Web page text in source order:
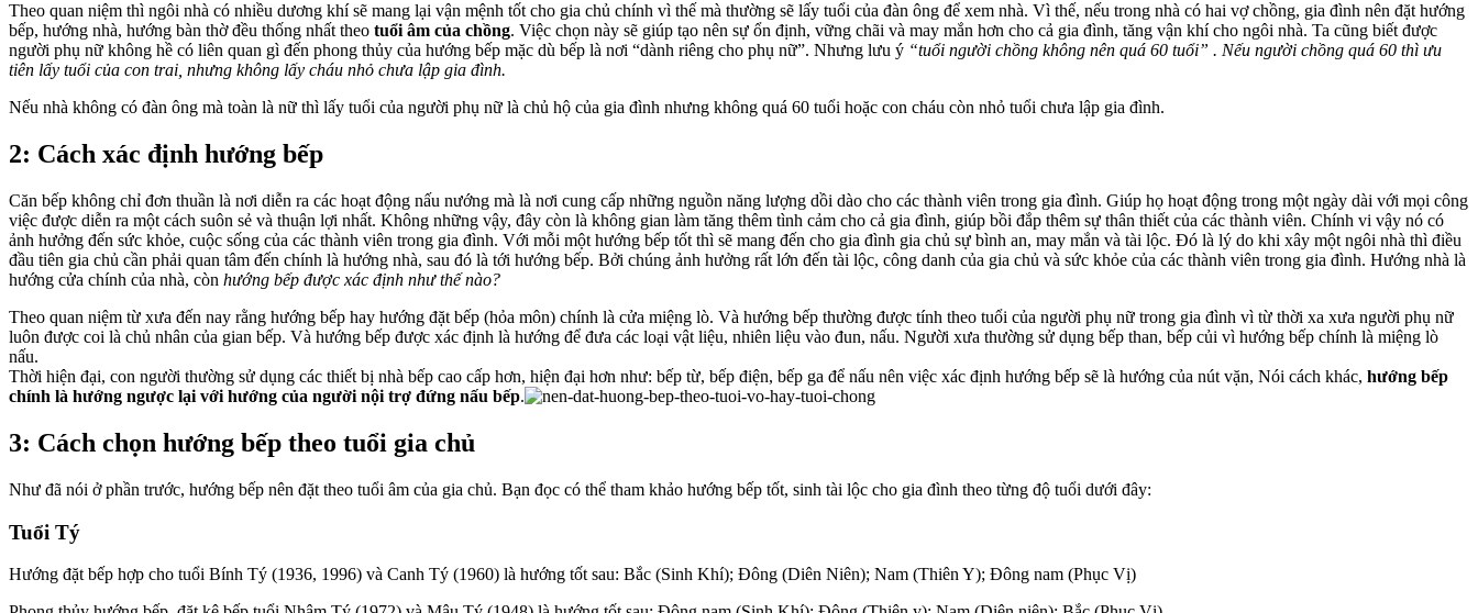
Theo quan niệm thì ngôi nhà có nhiều dương khí sẽ mang lại vận mệnh tốt cho gia chủ chính vì thế mà thường sẽ lấy tuổi của đàn ông để xem nhà. Vì thế, nếu trong nhà có hai vợ chồng, gia đình nên đặt hướng
bếp, hướng nhà, hướng bàn thờ đều thống nhất theo tuổi âm của chồng. Việc chọn này sẽ giúp tạo nên sự ổn định, vững chãi và may mắn hơn cho cả gia đình, tăng vận khí cho ngôi nhà. Ta cũng biết được
người phụ nữ không hề có liên quan gì đến phong thủy của hướng bếp mặc dù bếp là nơi “dành riêng cho phụ nữ”. Nhưng lưu ý “tuổi người chồng không nên quá 60 tuổi” . Nếu người chồng quá 60 thì ưu
tiên lấy tuổi của con trai, nhưng không lấy cháu nhỏ chưa lập gia đình.
Nếu nhà không có đàn ông mà toàn là nữ thì lấy tuổi của người phụ nữ là chủ hộ của gia đình nhưng không quá 60 tuổi hoặc con cháu còn nhỏ tuổi chưa lập gia đình.
2: Cách xác định hướng bếp
Căn bếp không chỉ đơn thuần là nơi diễn ra các hoạt động nấu nướng mà là nơi cung cấp những nguồn năng lượng dồi dào cho các thành viên trong gia đình. Giúp họ hoạt động trong một ngày dài với mọi công
việc được diễn ra một cách suôn sẻ và thuận lợi nhất. Không những vậy, đây còn là không gian làm tăng thêm tình cảm cho cả gia đình, giúp bồi đắp thêm sự thân thiết của các thành viên. Chính vi vậy nó có
ảnh hưởng đến sức khỏe, cuộc sống của các thành viên trong gia đình. Với mỗi một hướng bếp tốt thì sẽ mang đến cho gia đình gia chủ sự bình an, may mắn và tài lộc. Đó là lý do khi xây một ngôi nhà thì điều
đầu tiên gia chủ cần phải quan tâm đến chính là hướng nhà, sau đó là tới hướng bếp. Bởi chúng ảnh hưởng rất lớn đến tài lộc, công danh của gia chủ và sức khỏe của các thành viên trong gia đình. Hướng nhà là
hướng cửa chính của nhà, còn hướng bếp được xác định như thế nào?
Theo quan niệm từ xưa đến nay rằng hướng bếp hay hướng đặt bếp (hỏa môn) chính là cửa miệng lò. Và hướng bếp thường được tính theo tuổi của người phụ nữ trong gia đình vì từ thời xa xưa người phụ nữ
luôn được coi là chủ nhân của gian bếp. Và hướng bếp được xác định là hướng để đưa các loại vật liệu, nhiên liệu vào đun, nấu. Người xưa thường sử dụng bếp than, bếp củi vì hướng bếp chính là miệng lò
nấu.
Thời hiện đại, con người thường sử dụng các thiết bị nhà bếp cao cấp hơn, hiện đại hơn như: bếp từ, bếp điện, bếp ga để nấu nên việc xác định hướng bếp sẽ là hướng của nút vặn, Nói cách khác, hướng bếp
chính là hướng ngược lại với hướng của người nội trợ đứng nấu bếp.
3: Cách chọn hướng bếp theo tuổi gia chủ
Như đã nói ở phần trước, hướng bếp nên đặt theo tuổi âm của gia chủ. Bạn đọc có thể tham khảo hướng bếp tốt, sinh tài lộc cho gia đình theo từng độ tuổi dưới đây:
Tuổi Tý
Hướng đặt bếp hợp cho tuổi Bính Tý (1936, 1996) và Canh Tý (1960) là hướng tốt sau: Bắc (Sinh Khí); Đông (Diên Niên); Nam (Thiên Y); Đông nam (Phục Vị)